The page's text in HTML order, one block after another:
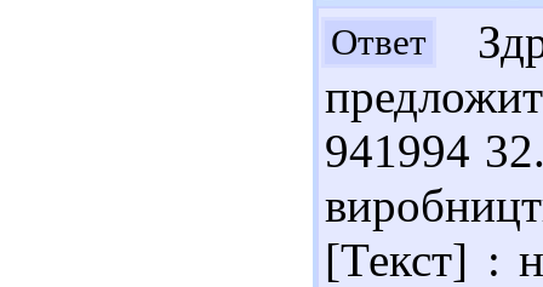
Ответ
941994
[Текст] :